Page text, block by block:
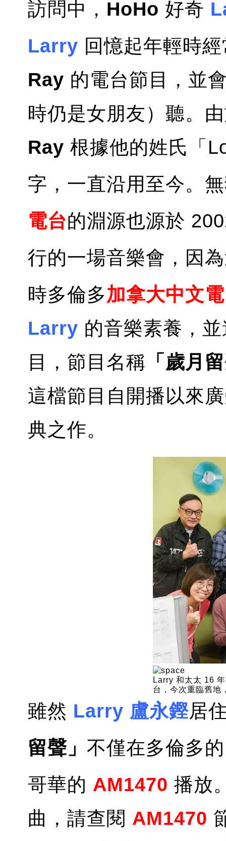
訪問中， HoHo 好奇
Larry 回憶起年輕時
Ray 的電台節目，並
時仍是女朋友）聽。
Ray 根據他的姓氏「
字，一直沿用至今。
電台的淵源也源於
行的一場音樂會，因
時多倫多加拿大中文
Larry 的音樂素養，
目，節目名稱 「歲月
這檔節目自開播以來
典之作。
Larry 和太太 16
台，今次重臨舊地
雖然 Larry 盧永鏗居
留聲」 不僅在多倫多
哥華的 AM1470 播放
曲，請查閱 AM1470